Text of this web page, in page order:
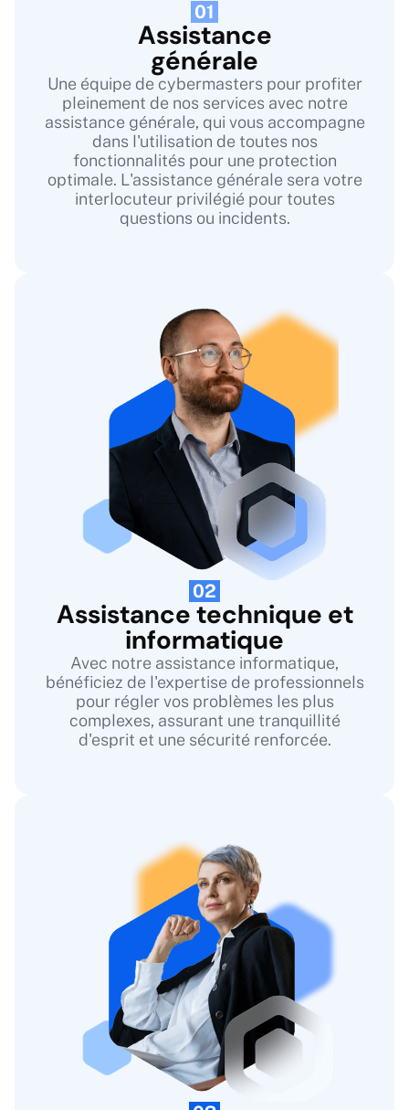
01
Assistance
générale
Une équipe de cybermasters pour profiter
pleinement de nos services avec notre
assistance générale, qui vous accompagne
dans l'utilisation de toutes nos
fonctionnalités pour une protection
optimale. L'assistance générale sera votre
interlocuteur privilégié pour toutes
questions ou incidents.
02
Assistance technique et
informatique
Avec notre assistance informatique,
bénéficiez de l'expertise de professionnels
pour régler vos problèmes les plus
complexes, assurant une tranquillité
d'esprit et une sécurité renforcée.